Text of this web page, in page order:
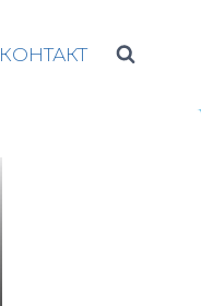
КОНТАКТ